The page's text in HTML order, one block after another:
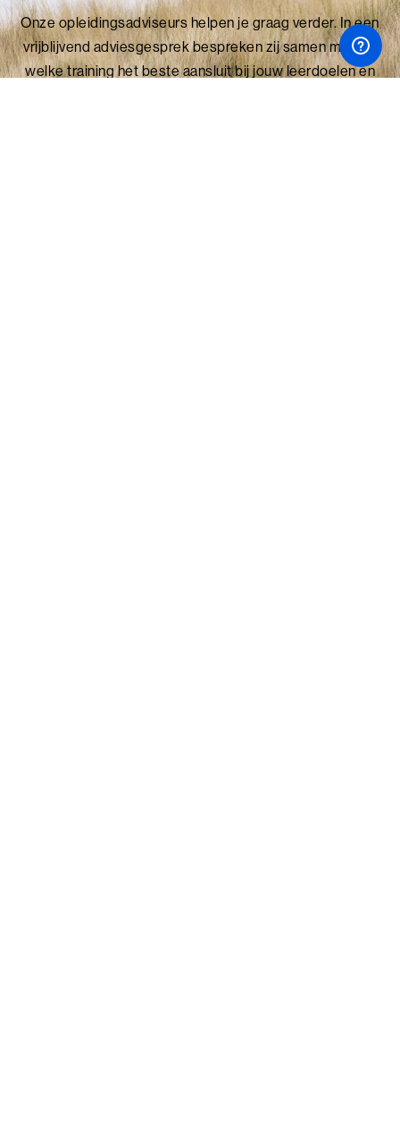
Onze opleidingsadviseurs helpen je graag verder. In een
vrijblijvend adviesgesprek bespreken zij samen met jou
welke training het beste aansluit bij jouw leerdoelen en